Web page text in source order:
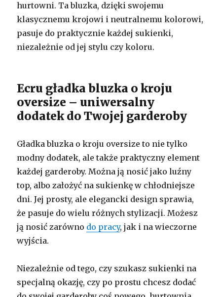
hurtowni. Ta bluzka, dzięki swojemu
klasycznemu krojowi i neutralnemu kolorowi,
pasuje do praktycznie każdej sukienki,
niezależnie od jej stylu czy koloru.
Ecru gładka bluzka o kroju
oversize – uniwersalny
dodatek do Twojej garderoby
Gładka bluzka o kroju oversize to nie tylko
modny dodatek, ale także praktyczny element
każdej garderoby. Można ją nosić jako luźny
top, albo założyć na sukienkę w chłodniejsze
dni. Jej prosty, ale elegancki design sprawia,
że pasuje do wielu różnych stylizacji. Możesz
ją nosić zarówno do pracy, jak i na wieczorne
wyjścia.
Niezależnie od tego, czy szukasz sukienki na
specjalną okazję, czy po prostu chcesz dodać